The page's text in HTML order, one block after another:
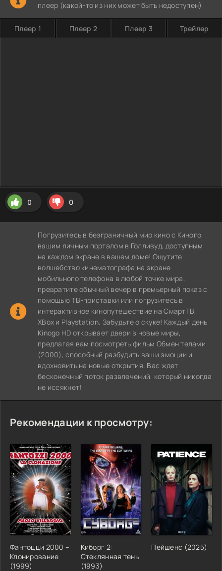
плеер (какой-то из них может быть недоступен)
Плеер 1 Плеер 2 Плеер 3 Трейлер
0 0
Погрузитесь в безграничный мир кино с Киного,
вашим личным порталом в Голливуд, доступным
на каждом экране в вашем доме! Ощутите
волшебство кинематографа на экране
мобильного телефона в любой точке мира,
превратите обычный вечер в премьерный показ с
помощью ТВ-приставки или погрузитесь в
интерактивное кинопутешествие на СмартТВ,
XBox и Playstation. Забудьте о скуке! Каждый день
Kinogo HD открывает двери в новые миры,
предлагая вам посмотреть фильм Обмен телами
(2000), способный разбудить ваши эмоции и
вдохновить на новые открытия. Вас ждет
бесконечный поток развлечений, который никогда
не иссякнет!
Рекомендации к просмотру:
Фантоцци 2000 –
Клонирование
(1999)
Киборг 2:
Стеклянная тень
(1993)
Пейшенс (2025)